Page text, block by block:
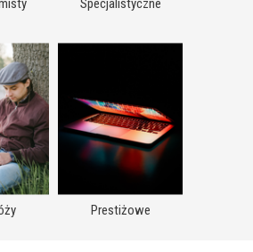
Specjalistyczne
Prestiżowe